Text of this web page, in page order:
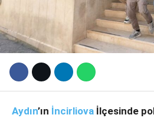
Aydın’ın İncirliova İlçesinde